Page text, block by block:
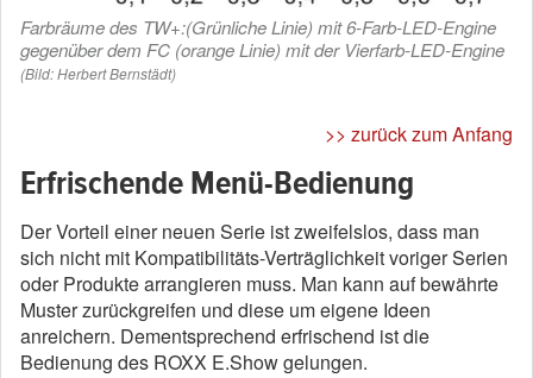
Farbräume des TW+:(Grünliche Linie) mit 6-Farb-LED-Engine
gegenüber dem FC (orange Linie) mit der Vierfarb-LED-Engine
(Bild: Herbert Bernstädt)
>> zurück zum Anfang
Erfrischende Menü-Bedienung
Der Vorteil einer neuen Serie ist zweifelslos, dass man
sich nicht mit Kompatibilitäts-Verträglichkeit voriger Serien
oder Produkte arrangieren muss. Man kann auf bewährte
Muster zurückgreifen und diese um eigene Ideen
anreichern. Dementsprechend erfrischend ist die
Bedienung des ROXX E.Show gelungen.